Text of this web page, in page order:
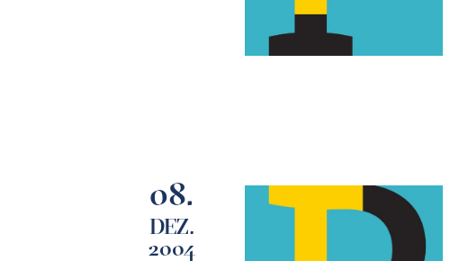
08.
DEZ.
2004